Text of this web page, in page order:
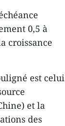
0,5 à
croissance
est celui
et la
des